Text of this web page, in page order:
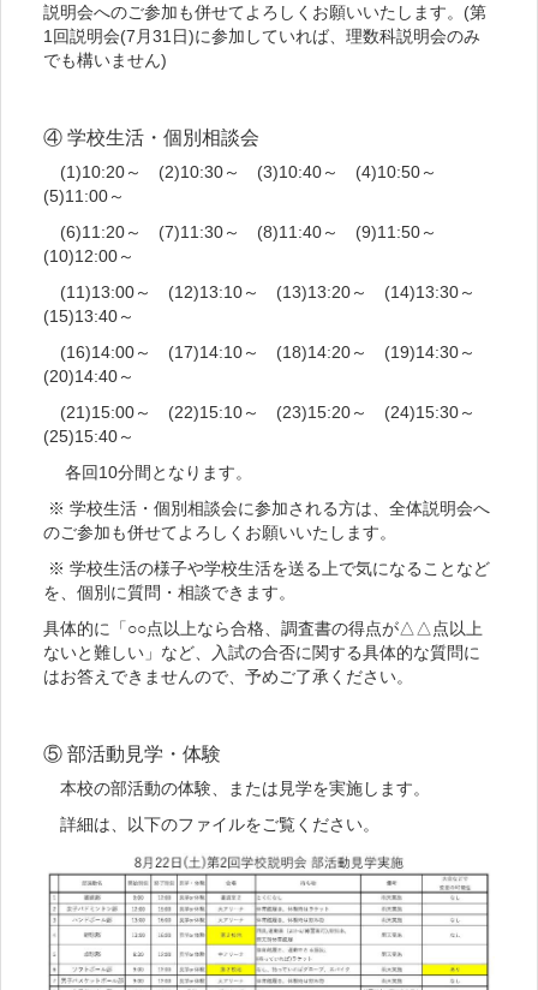
説明会へのご参加も併せてよろしくお願いいたします。(第
1回説明会(7月31日)に参加していれば、理数科説明会のみ
でも構いません)
④ 学校生活・個別相談会
(1)10:20～ (2)10:30～ (3)10:40～ (4)10:50～
(5)11:00～
(6)11:20～ (7)11:30～ (8)11:40～ (9)11:50～
(10)12:00～
(11)13:00～ (12)13:10～ (13)13:20～ (14)13:30～
(15)13:40～
(16)14:00～ (17)14:10～ (18)14:20～ (19)14:30～
(20)14:40～
(21)15:00～ (22)15:10～ (23)15:20～ (24)15:30～
(25)15:40～
各回10分間となります。
※ 学校生活・個別相談会に参加される方は、全体説明会へ
のご参加も併せてよろしくお願いいたします。
※ 学校生活の様子や学校生活を送る上で気になることなど
を、個別に質問・相談できます。
具体的に「○○点以上なら合格、調査書の得点が△△点以上
ないと難しい」など、入試の合否に関する具体的な質問に
はお答えできませんので、予めご了承ください。
⑤ 部活動見学・体験
本校の部活動の体験、または見学を実施します。
詳細は、以下のファイルをご覧ください。